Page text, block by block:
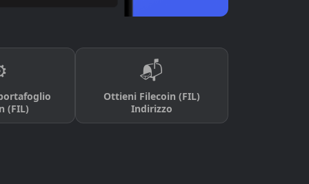
(FIL)
📬
Ottieni Filecoin (FIL)
Indirizzo